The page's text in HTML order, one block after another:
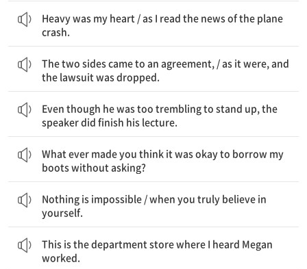
Heavy was my heart / as I read the news of the plane
crash.
The two sides came to an agreement, / as it were, and
the lawsuit was dropped.
Even though he was too trembling to stand up, the
speaker did finish his lecture.
What ever made you think it was okay to borrow my
boots without asking?
Nothing is impossible / when you truly believe in
yourself.
This is the department store where I heard Megan
worked.